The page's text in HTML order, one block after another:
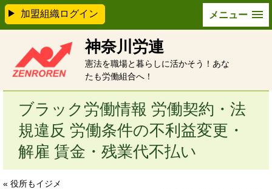
メニュー
神奈川労連
憲法を職場と暮らしに活かそう！あな
たも労働組合へ！
加盟組織ログイン
ブラック労働情報 労働契約・法
規違反 労働条件の不利益変更・
解雇 賃金・残業代不払い
« 役所もイジメ